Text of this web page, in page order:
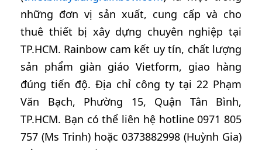
những đơn vị sản xuất, cung cấp và cho
thuê thiết bị xây dựng chuyên nghiệp tại
TP.HCM. Rainbow cam kết uy tín, chất lượng
sản phẩm giàn giáo Vietform, giao hàng
đúng tiến độ. Địa chỉ công ty tại 22 Phạm
Văn Bạch, Phường 15, Quận Tân Bình,
TP.HCM. Bạn có thể liên hệ hotline 0971 805
757 (Ms Trinh) hoặc 0373882998 (Huỳnh Gia)